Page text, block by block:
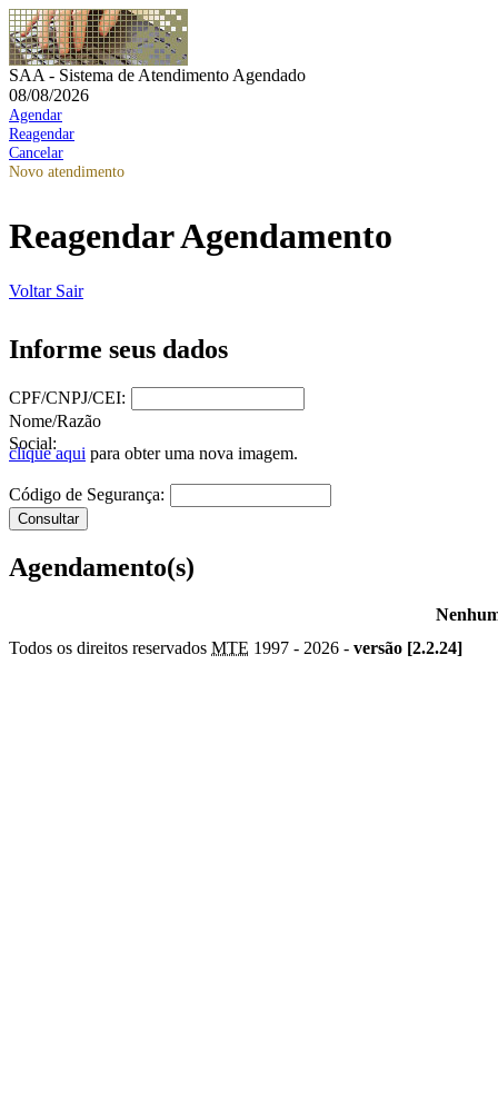
SAA - Sistema de Atendimento Agendado
08/08/2026
Agendar
Reagendar
Cancelar
Novo atendimento
Reagendar Agendamento
Voltar Sair
Informe seus dados
CPF/CNPJ/CEI:
Nome/Razão
Social:
clique aqui para obter uma nova imagem.
Código de Segurança:
Agendamento(s)
Todos os direitos reservados MTE 1997 - 2026 - versão [2.2.24]